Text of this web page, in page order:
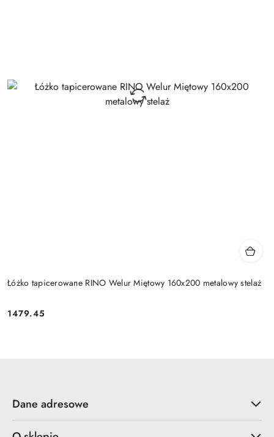
Łóżko tapicerowane RINO Welur Miętowy 160x200 metalowy stelaż
Cena:
1479.45
Dane adresowe